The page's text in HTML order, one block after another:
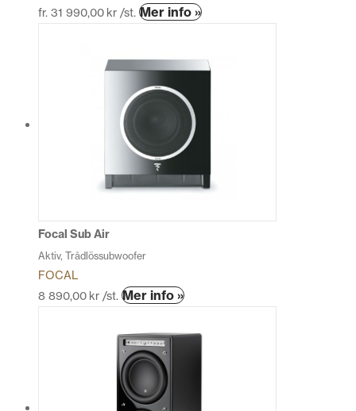
fr. 31 990,00 kr /st. Mer info »Den
har
kan
väljas
Focal Sub Air
Aktiv, Trådlössubwoofer
FOCAL
8 890,00 kr /st. Mer info »Den